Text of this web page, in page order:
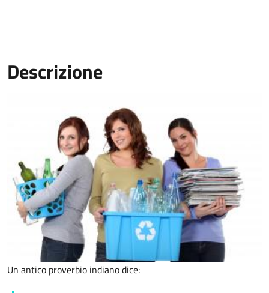
Descrizione
Un antico proverbio indiano dice: